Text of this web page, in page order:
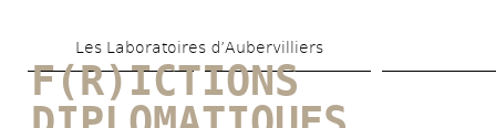
au
contenu
principal
Les Laboratoires d’Aubervilliers
F(R)ICTIONS